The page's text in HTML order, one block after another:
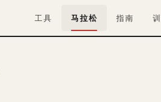
工具 马拉松 指南